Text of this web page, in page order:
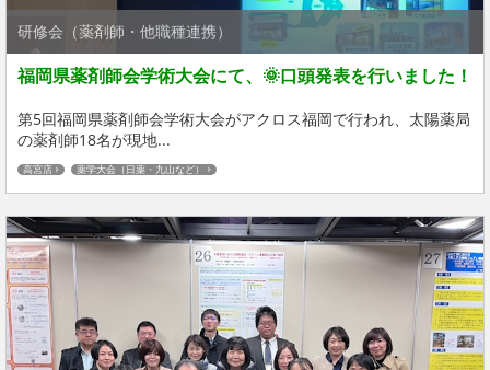
研修会（薬剤師・他職種連携）
福岡県薬剤師会学術大会にて、🌞口頭発表を行いました！
第5回福岡県薬剤師会学術大会がアクロス福岡で行われ、太陽薬局
の薬剤師18名が現地...
高宮店 薬学大会（日薬・九山など）